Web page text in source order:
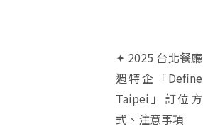
✦ 2025 台北餐廳
週特企「Define
Taipei」訂位方
式、注意事項